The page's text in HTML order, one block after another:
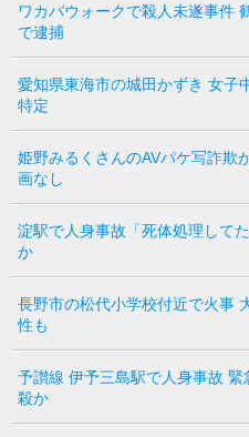
ワカバウォークで殺人未遂事件
で逮捕
愛知県東海市の城田かずき 女子
特定
姫野みるくさんのAVパケ写詐欺
画なし
淀駅で人身事故「死体処理して
か
長野市の松代小学校付近で火事
性も
予讃線 伊予三島駅で人身事故
殺か